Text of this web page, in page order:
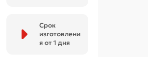
Срок
изготовлени
я от 1 дня